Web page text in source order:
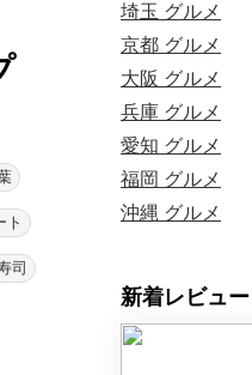
ト
司
埼玉 グルメ
京都 グルメ
大阪 グルメ
兵庫 グルメ
愛知 グルメ
福岡 グルメ
沖縄 グルメ
新着レビュー